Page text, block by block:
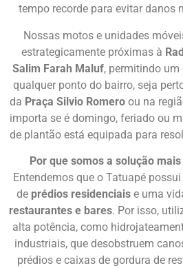
tempo recorde para evitar danos
Nossas motos e unidades
estrategicamente próximas à
Salim Farah Maluf, permitindo
qualquer ponto do bairro, seja
da Praça Silvio Romeroou na
importa se é domingo, feriado ou
de plantão está equipada para
Por que somos a solução
Entendemos que o Tatuapé
de prédios residenciais e uma
restaurantes e bares. Por isso,
alta potência, como
industriais, que desobstruem
prédios e caixas de gordura de